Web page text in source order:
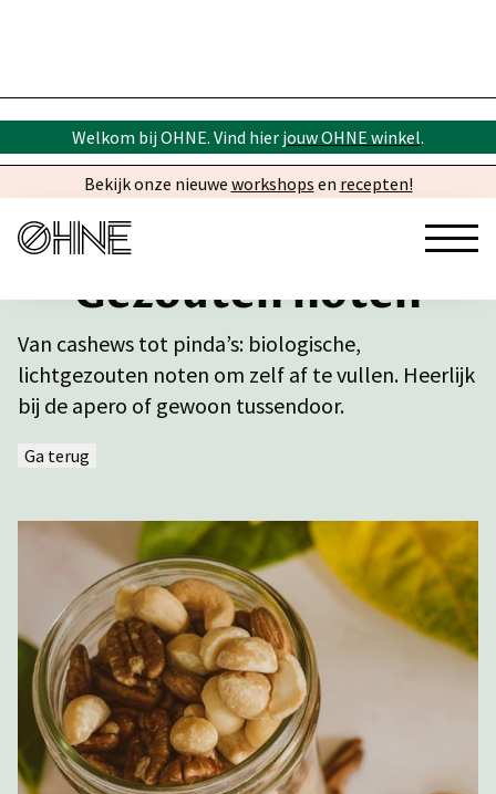
Welkom bij OHNE. Vind hier jouw OHNE winkel.
Bekijk onze nieuwe workshops en recepten!
Gezouten noten
Van cashews tot pinda’s: biologische,
lichtgezouten noten om zelf af te vullen. Heerlijk
bij de apero of gewoon tussendoor.
Ga terug